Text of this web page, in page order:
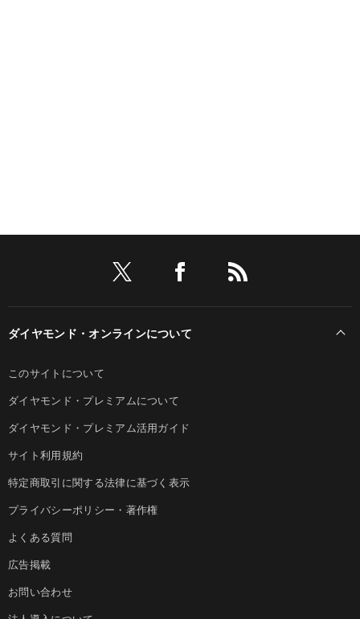
ダイヤモンド・オンラインについて
このサイトについて
ダイヤモンド・プレミアムについて
ダイヤモンド・プレミアム活用ガイド
サイト利用規約
特定商取引に関する法律に基づく表示
プライバシーポリシー・著作権
よくある質問
広告掲載
お問い合わせ